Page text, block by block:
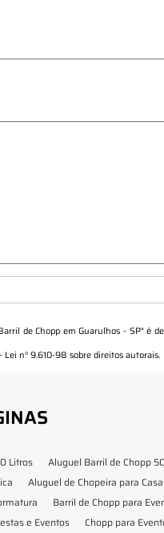
de Chopp em Guarulhos - SP" é
Lei n° 9.610-98 sobre direitos autorais.
Litros Aluguel Barril de Chopp
Aluguel de Chopeira para
Barril de Chopp para
e Eventos Chopp para